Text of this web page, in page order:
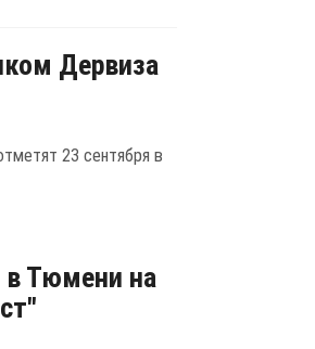
Дервиза
23 сентября в
в Тюмени на